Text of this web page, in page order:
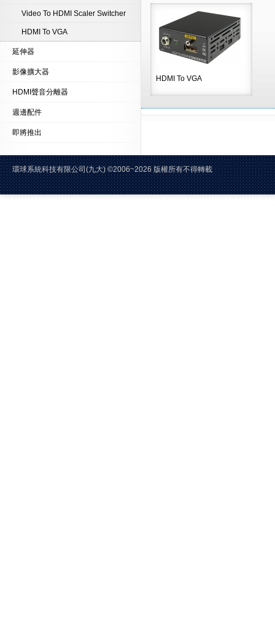
Video To HDMI Scaler Switcher
HDMI To VGA
延伸器
影像擴大器
HDMI聲音分離器
週邊配件
即將推出
HDMI To VGA
環球系統科技有限公司(九大) ©2006~2026 版權所有不得轉載
電話:02-